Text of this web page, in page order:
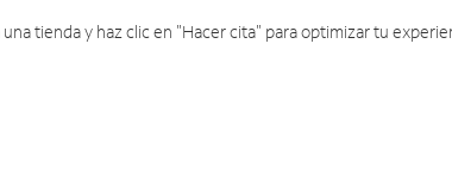
tienda y haz clic en "Hacer cita" para optimizar tu